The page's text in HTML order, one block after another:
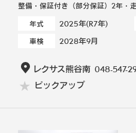
整備・保証付き（部分保証）2年・
年式
2025年(R7年)
車検 2028年9月
レクサス熊谷南 048-547-
ピックアップ